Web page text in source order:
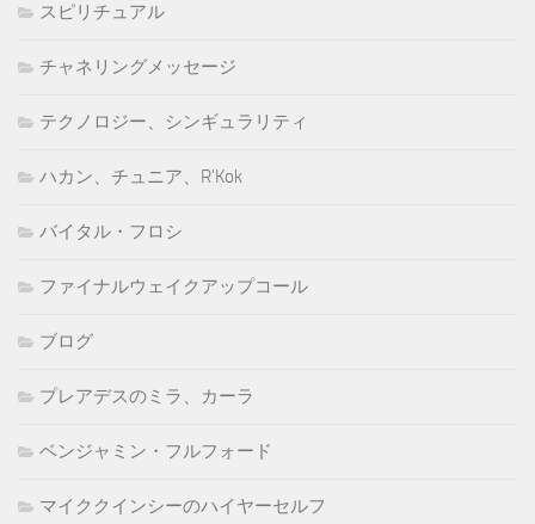
スピリチュアル
チャネリングメッセージ
テクノロジー、シンギュラリティ
ハカン、チュニア、R'Kok
バイタル・フロシ
ファイナルウェイクアップコール
ブログ
プレアデスのミラ、カーラ
ベンジャミン・フルフォード
マイククインシーのハイヤーセルフ